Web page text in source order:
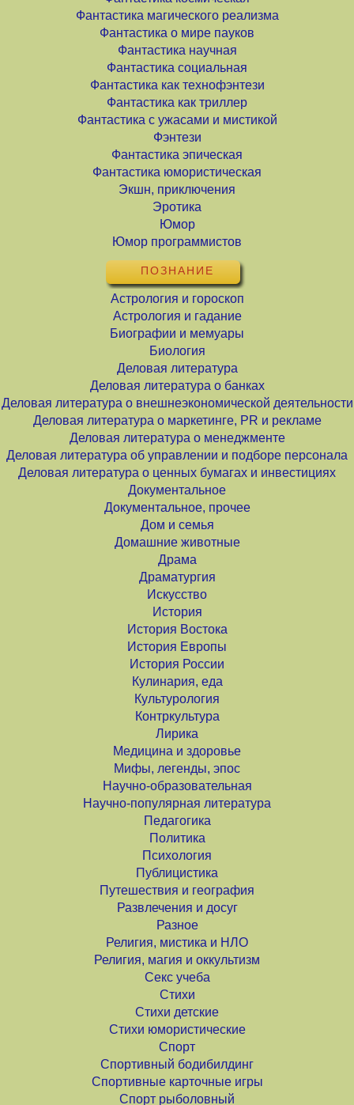
Фантастика магического реализма
Фантастика о мире пауков
Фантастика научная
Фантастика социальная
Фантастика как технофэнтези
Фантастика как триллер
Фантастика с ужасами и мистикой
Фэнтези
Фантастика эпическая
Фантастика юмористическая
Экшн, приключения
Эротика
Юмор
Юмор программистов
ПОЗНАНИЕ
Астрология и гороскоп
Астрология и гадание
Биографии и мемуары
Биология
Деловая литература
Деловая литература о банках
Деловая литература о внешнеэкономической деятельности
Деловая литература о маркетинге, PR и рекламе
Деловая литература о менеджменте
Деловая литература об управлении и подборе персонала
Деловая литература о ценных бумагах и инвестициях
Документальное
Документальное, прочее
Дом и семья
Домашние животные
Драма
Драматургия
Искусство
История
История Востока
История Европы
История России
Кулинария, еда
Культурология
Контркультура
Лирика
Медицина и здоровье
Мифы, легенды, эпос
Научно-образовательная
Научно-популярная литература
Педагогика
Политика
Психология
Публицистика
Путешествия и география
Развлечения и досуг
Разное
Религия, мистика и НЛО
Религия, магия и оккультизм
Секс учеба
Стихи
Стихи детские
Стихи юмористические
Спорт
Спортивный бодибилдинг
Спортивные карточные игры
Спорт рыболовный